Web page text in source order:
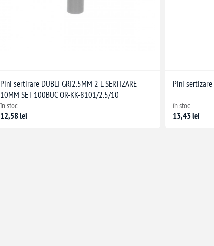
Pini sertirare DUBLI GRI2.5MM 2 L SERTIZARE
10MM SET 100BUC OR-KK-8101/2.5/10
în stoc
12,58 lei
Pini
în stoc
13,43 lei